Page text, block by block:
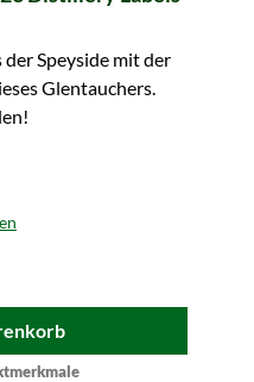
der Speyside mit der
Glentauchers.